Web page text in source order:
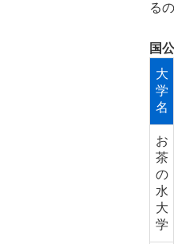
る
国
大
学
名
お
茶
の
水
大
学